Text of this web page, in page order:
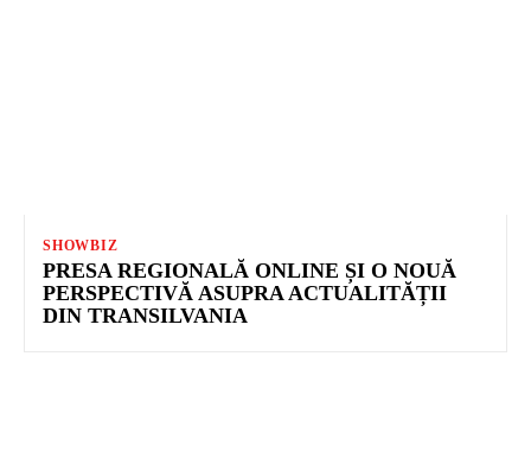
SHOWBIZ
PRESA REGIONALĂ ONLINE ȘI O NOUĂ
PERSPECTIVĂ ASUPRA ACTUALITĂȚII
DIN TRANSILVANIA